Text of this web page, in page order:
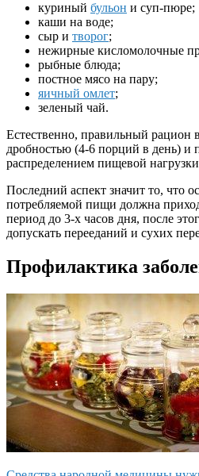
куриный бульон и суп-пюре;
каши на воде;
сыр и творог;
нежирные кисломолочные
рыбные блюда;
постное мясо на пару;
яичный омлет;
зеленый чай.
Естественно, правильный рацион
дробностью (4-6 порций в день) и
распределением пищевой
Последний аспект значит то, что
потребляемой пищи должна
период до 3-х часов дня, после
допускать перееданий и сухих
Профилактика